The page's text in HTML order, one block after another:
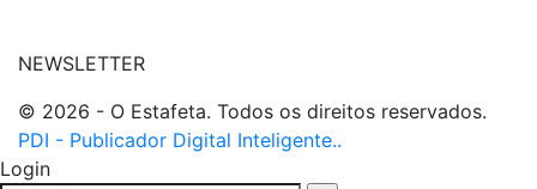
NEWSLETTER
© 2026 - O Estafeta. Todos os direitos reservados.
PDI - Publicador Digital Inteligente..
Login